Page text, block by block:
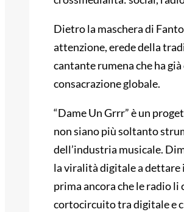
Dietro la maschera di
attenzione, erede della
cantante rumena che ha
consacrazione globale.
“Dame Un Grrr” è un
non siano più soltanto
dell’industria musicale.
la viralità digitale a dettare
prima ancora che le radio li
cortocircuito tra digitale e